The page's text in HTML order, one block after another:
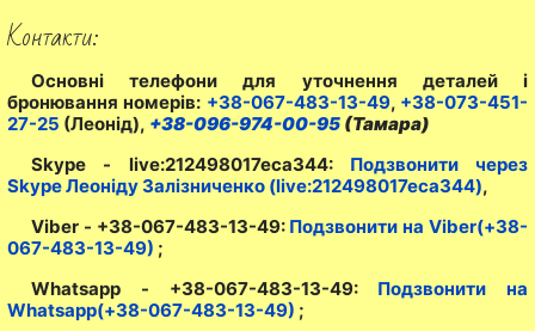
Контакти:
Основні телефони для уточнення деталей і
бронювання номерів: +38-067-483-13-49, +38-073-451-
27-25 (Леонід), +38-096-974-00-95 (Тамара)
Skype - live:212498017eca344: Подзвонити через
Skype Леоніду Залізниченко (live:212498017eca344),
Viber - +38-067-483-13-49: Подзвонити на Viber(+38-
067-483-13-49) ;
Whatsapp - +38-067-483-13-49: Подзвонити на
Whatsapp(+38-067-483-13-49) ;